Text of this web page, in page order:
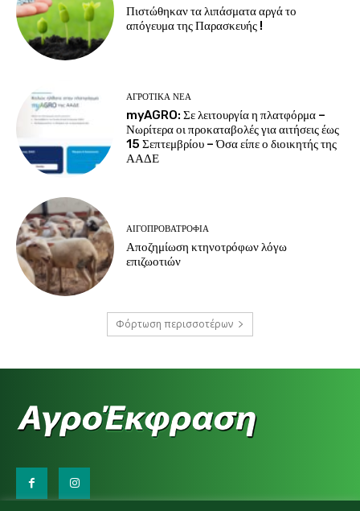
Πιστώθηκαν τα λιπάσματα αργά το
απόγευμα της Παρασκευής !
ΑΓΡΟΤΙΚΆ ΝΈΑ
myAGRO: Σε λειτουργία η πλατφόρμα –
Νωρίτερα οι προκαταβολές για αιτήσεις έως
15 Σεπτεμβρίου – Όσα είπε ο διοικητής της
ΑΑΔΕ
ΑΙΓΟΠΡΟΒΑΤΡΟΦΊΑ
Αποζημίωση κτηνοτρόφων λόγω
επιζωοτιών
Φόρτωση περισσοτέρων